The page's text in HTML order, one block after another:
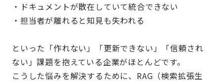
・ドキュメントが散在していて統合できない
・担当者が離れると知見も失われる
といった「作れない」「更新できない」「信頼され
ない」課題を抱えている企業がほとんどです。
こうした悩みを解決するために、RAG（検索拡張生